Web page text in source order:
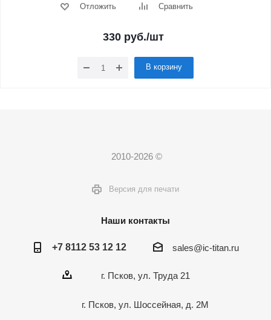
Отложить Сравнить
330 руб./шт
В корзину
2010-2026 ©
Версия для печати
Наши контакты
+7 8112 53 12 12 sales@ic-titan.ru
г. Псков, ул. Труда 21
г. Псков, ул. Шоссейная, д. 2М